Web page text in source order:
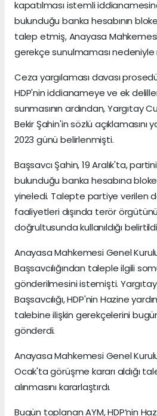
kapatılması istemli
bulunduğu banka hesabının
talep etmiş, Anayasa
gerekçe sunulmaması
Ceza yargılaması davası
HDP'nin iddianameye ve ek
sunmasının ardından, Yargıtay
Bekir Şahin'in sözlü açıklamasını
2023 günü belirlenmişti.
Başsavcı Şahin, 19 Aralık'ta,
bulunduğu banka hesabına
yineledi. Talepte partiye verilen
faaliyetleri dışında terör
doğrultusunda kullanıldığı
Anayasa Mahkemesi Genel
Başsavcılığından taleple ilgili
gönderilmesini istemişti.
Başsavcılığı, HDP'nin Hazine
talebine ilişkin gerekçelerini
gönderdi.
Anayasa Mahkemesi Genel
Ocak'ta görüşme kararı aldığı
alınmasını kararlaştırdı.
Bugün toplanan AYM, HDP’nin